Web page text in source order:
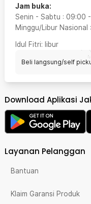
Jam buka:
Senin - Sabtu : 09:00 -
Minggu/Libur Nasional :
Idul Fitri: libur
Beli langsung/self
Download Aplikasi
Layanan Pelanggan
Bantuan
Klaim Garansi Produk